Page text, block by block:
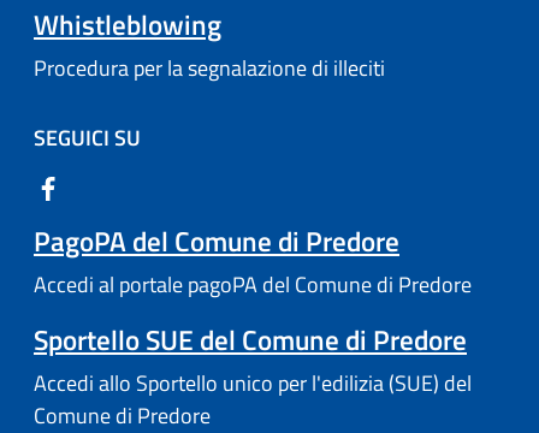
Whistleblowing
Procedura per la segnalazione di illeciti
SEGUICI SU
PagoPA del Comune di Predore
Accedi al portale pagoPA del Comune di Predore
Sportello SUE del Comune di Predore
Accedi allo Sportello unico per l'edilizia (SUE) del
Comune di Predore